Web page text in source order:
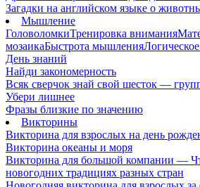
Загадки на английском языке о
Мышление
ГоловоломкиТренировка внимания
мозаикаБыстрота мышления
День знаний
Найди закономерность
Всяк сверчок знай свой шесток —
Убери лишнее
Фразы близкие по значению
Викторины
Викторина для взрослых на день
Викторина океаны и моря
Викторина для большой компании —
новогодних традициях разных стран